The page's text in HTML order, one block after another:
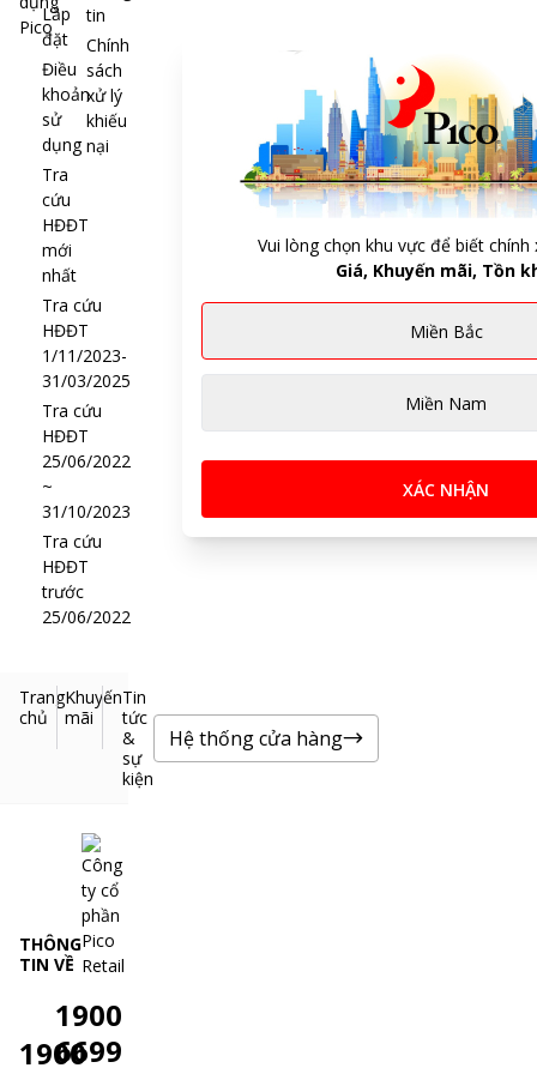
Pico
Lắp
đặt
Điều
khoản
sử
dụng
Tra
cứu
HĐĐT
mới
nhất
Tra cứu
HĐĐT
1/11/2023-
31/03/2025
Tra cứu
HĐĐT
25/06/2022
~
31/10/2023
Tra cứu
HĐĐT
trước
25/06/2022
tin
Chính
sách
xử lý
khiếu
nại
Trang
chủ
Khuyến
mãi
Tin
tức
&
sự
kiện
Hệ thống cửa hàng
THÔNG
TIN VỀ
1900
1900
6699
Vui lòng chọn khu vực để biết
Giá, Khuyến mãi, Tồn
Miền Bắc
Miền Nam
XÁC NHẬN